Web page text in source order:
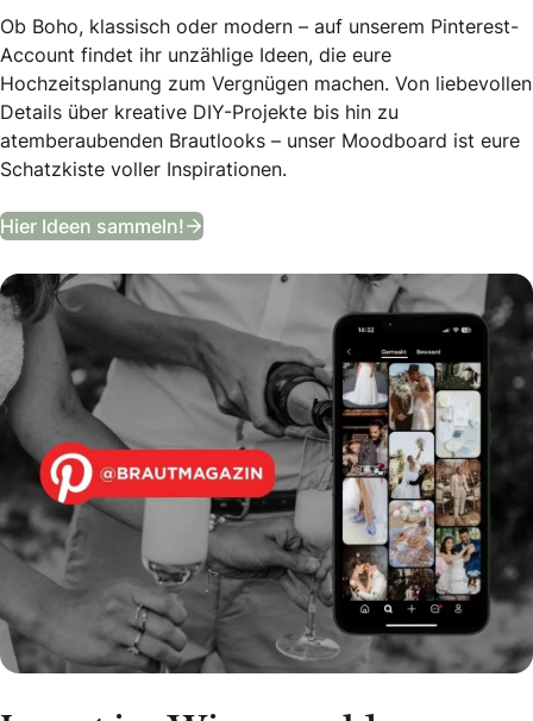
Ob Boho, klassisch oder modern – auf unserem Pinterest-
Account findet ihr unzählige Ideen, die eure
Hochzeitsplanung zum Vergnügen machen. Von liebevollen
Details über kreative DIY-Projekte bis hin zu
atemberaubenden Brautlooks – unser Moodboard ist eure
Schatzkiste voller Inspirationen.
Hier Ideen sammeln! Entdeckt unser Hochzeits-